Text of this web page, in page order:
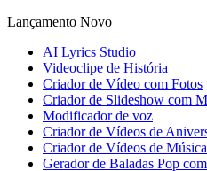
Lançamento Novo
AI Lyrics Studio
Videoclipe de História
Criador de Vídeo com Fotos
Criador de Slideshow com
Modificador de voz
Criador de Vídeos de
Criador de Vídeos de
Gerador de Baladas Pop